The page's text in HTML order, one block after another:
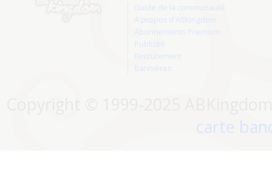
Guide de la communauté
A propos d'ABKingdom
Abonnements Premium
Publicité
Recrutement
Bannières
carte